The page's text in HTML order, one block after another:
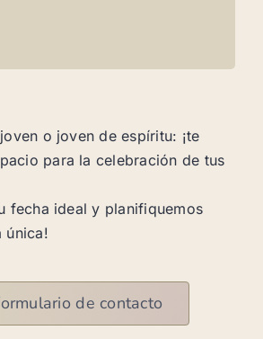
o joven de espíritu: ¡te
para la celebración de tus
fecha ideal y planifiquemos
única!
de contacto